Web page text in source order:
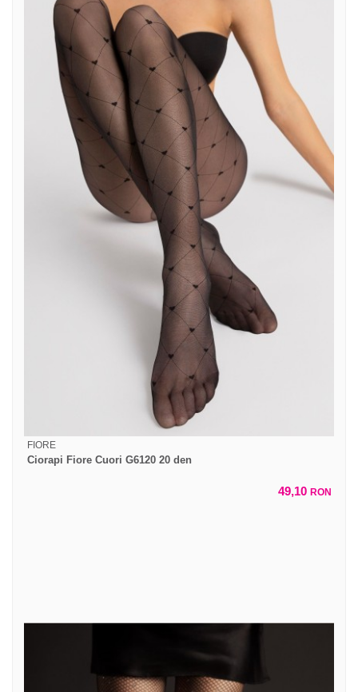
FIORE
Ciorapi Fiore Cuori G6120 20 den
49,10 RON